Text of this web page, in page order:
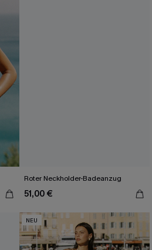
Roter Neckholder-Badeanzug
51,00 €
NEU